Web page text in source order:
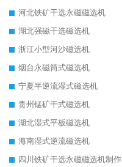
河北铁矿干选永磁磁选机
湖北强磁干选磁选机
浙江小型河沙磁选机
烟台永磁筒式磁选机
宁夏半逆流湿式磁选机
贵州锰矿干式磁选机
湖北湿式平板磁选机
海南湿式逆流磁选机
四川铁矿干选永磁磁选机制作